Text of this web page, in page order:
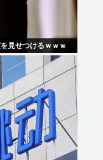
見せつけるｗｗｗ